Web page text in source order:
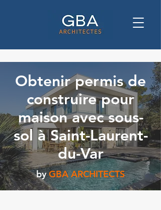
Obtenir permis de
construire pour
maison avec sous-
sol à Saint-Laurent-
du-Var
by GBA ARCHITECTS